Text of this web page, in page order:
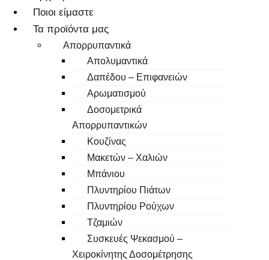
Ποιοι είμαστε
Τα προϊόντα μας
Απορρυπαντικά
Απολυμαντικά
Δαπέδου – Επιφανειών
Αρωματισμού
Δοσομετρικά
Απορρυπαντικών
Κουζίνας
Μακετών – Χαλιών
Μπάνιου
Πλυντηρίου Πιάτων
Πλυντηρίου Ρούχων
Τζαμιών
Συσκευές Ψεκασμού –
Χειροκίνητης Δοσομέτρησης